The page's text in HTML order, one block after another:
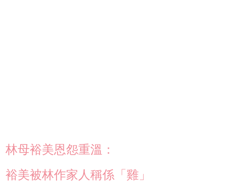
林母裕美恩怨重溫：
裕美被林作家人稱係「雞」